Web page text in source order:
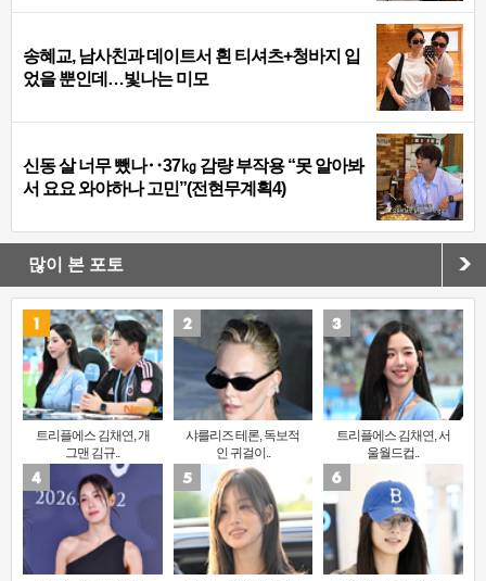
송혜교, 남사친과 데이트서 흰 티셔츠+청바지 입
었을 뿐인데…빛나는 미모
신동 살 너무 뺐나‥37㎏ 감량 부작용 “못 알아봐
서 요요 와야하나 고민”(전현무계획4)
많이 본 포토
트리플에스 김채연, 개
그맨 김규..
샤를리즈 테론, 독보적
인 귀걸이..
트리플에스 김채연, 서
울월드컵..